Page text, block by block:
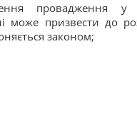
провадження у
може призвести до
законом;